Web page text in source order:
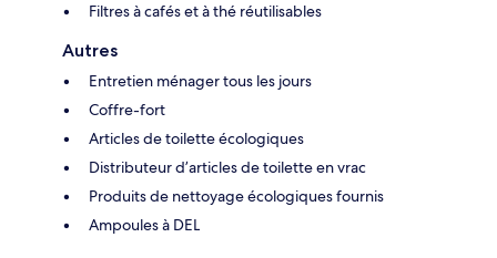
Filtres à cafés et à thé réutilisables
Autres
Entretien ménager tous les jours
Coffre-fort
Articles de toilette écologiques
Distributeur d’articles de toilette en vrac
Produits de nettoyage écologiques fournis
Ampoules à DEL